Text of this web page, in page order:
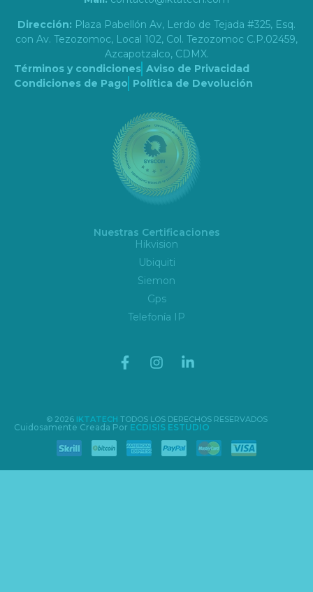
Dirección: Plaza Pabellón Av, Lerdo de Tejada #325, Esq.
con Av. Tezozomoc, Local 102, Col. Tezozomoc C.P.02459,
Azcapotzalco, CDMX.
Términos y condiciones Aviso de Privacidad
Condiciones de Pago Política de Devolución
Nuestras Certificaciones
Hikvision
Ubiquiti
Siemon
Gps
Telefonía IP
© 2026 IKTATECH TODOS LOS DERECHOS RESERVADOS
Cuidosamente Creada Por ECDISIS ESTUDIO